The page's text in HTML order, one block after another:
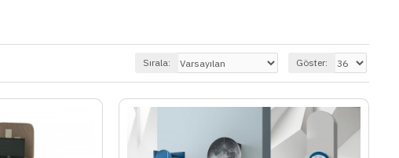
Sırala: Göster: